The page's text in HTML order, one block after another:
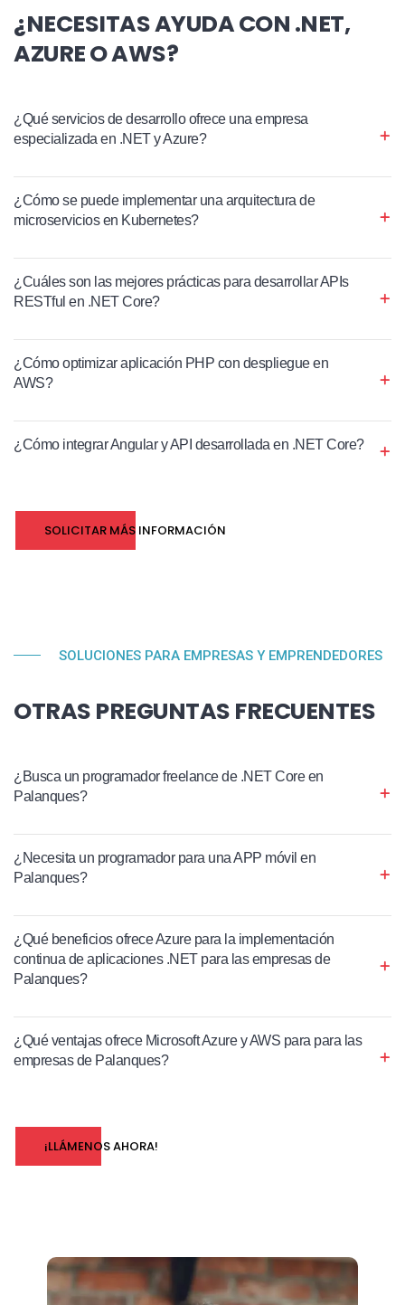
¿NECESITAS AYUDA CON .NET,
AZURE O AWS?
¿Qué servicios de desarrollo ofrece una empresa
especializada en .NET y Azure?
¿Cómo se puede implementar una arquitectura de
microservicios en Kubernetes?
¿Cuáles son las mejores prácticas para desarrollar APIs
RESTful en .NET Core?
¿Cómo optimizar aplicación PHP con despliegue en
AWS?
¿Cómo integrar Angular y API desarrollada en .NET Core?
SOLICITAR MÁS INFORMACIÓN
SOLUCIONES PARA EMPRESAS Y EMPRENDEDORES
OTRAS PREGUNTAS FRECUENTES
¿Busca un programador freelance de .NET Core en
Palanques?
¿Necesita un programador para una APP móvil en
Palanques?
¿Qué beneficios ofrece Azure para la implementación
continua de aplicaciones .NET para las empresas de
Palanques?
¿Qué ventajas ofrece Microsoft Azure y AWS para para las
empresas de Palanques?
¡LLÁMENOS AHORA!